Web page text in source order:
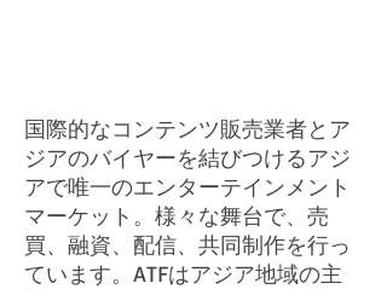
国際的なコンテンツ販売業者とア
ジアのバイヤーを結びつけるアジ
アで唯一のエンターテインメント
マーケット。様々な舞台で、売
買、融資、配信、共同制作を行っ
ています。ATFはアジア地域の主